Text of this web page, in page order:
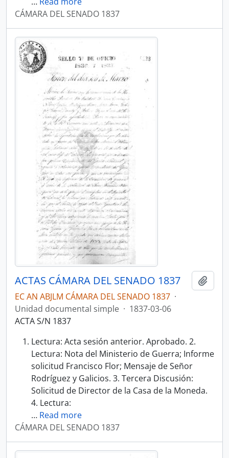
CÁMARA DEL SENADO 1837
ACTAS CÁMARA DEL SENADO 1837
EC AN ABJLM CÁMARA DEL SENADO 1837 ·
Unidad documental simple · 1837-03-06
ACTA S/N 1837
Lectura: Acta sesión anterior. Aprobado. 2.
Lectura: Nota del Ministerio de Guerra; Informe
solicitud Francisco Flor; Mensaje de Señor
Rodríguez y Galicios. 3. Tercera Discusión:
Solicitud de Director de la Casa de la Moneda.
4. Lectura:
… Read more
CÁMARA DEL SENADO 1837